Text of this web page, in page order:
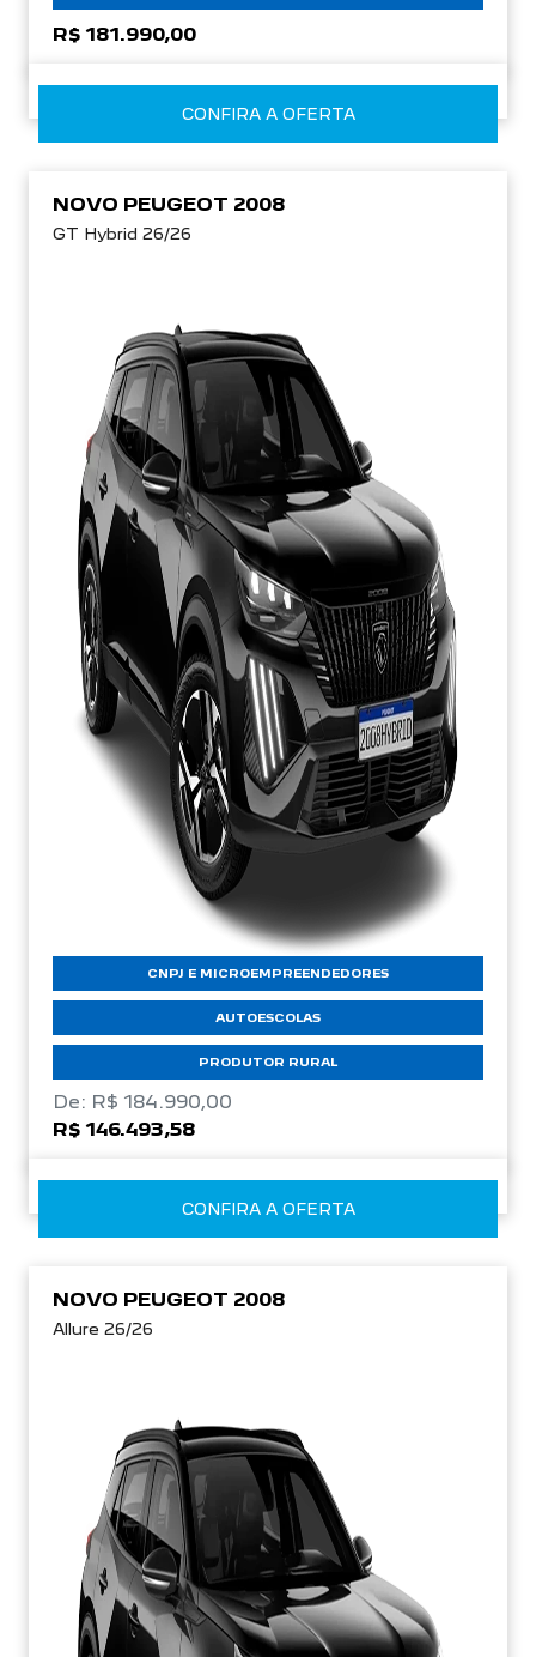
R$ 181.990,00
CONFIRA A OFERTA
NOVO PEUGEOT 2008
GT Hybrid 26/26
CNPJ E MICROEMPREENDEDORES
AUTOESCOLAS
PRODUTOR RURAL
De: R$ 184.990,00
R$ 146.493,58
CONFIRA A OFERTA
NOVO PEUGEOT 2008
Allure 26/26